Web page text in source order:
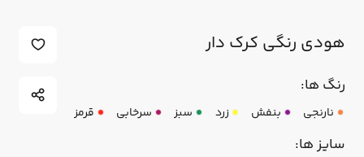
هودی رنگی کرک دار
رنگ ها:
نارنجی بنفش زرد سبز سرخابی قرمز
سایز ها: